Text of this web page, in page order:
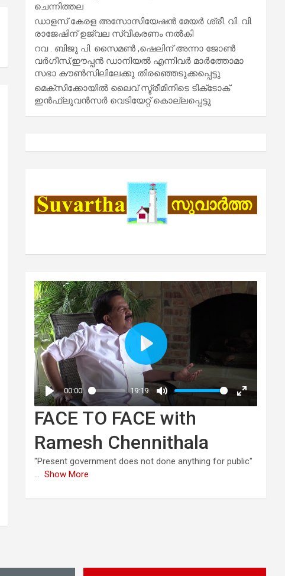
ചെന്നിത്തല
ഡാളസ് കേരള അസോസിയേഷൻ മേയർ ശ്രീ. വി. വി.
രാജേഷിന് ഉജ്വല സ്വീകരണം നൽകി
റവ . ബിജു പി. സൈമൺ ,ഷെലിന് അന്നാ ജോൺ
വർഗീസ്,ഈപ്പൻ ഡാനിയൽ എന്നിവർ മാർത്തോമാ
സഭാ കൗൺസിലിലേക്കു തിരഞ്ഞെടുക്കപ്പെട്ടു
മെക്സിക്കോയിൽ ലൈവ് സ്ട്രീമിനിടെ ടിക്‌ടോക്
ഇൻഫ്ലുവൻസർ വെടിയേറ്റ് കൊല്ലപ്പെട്ടു
FACE TO FACE with
Ramesh Chennithala
"Present government does not done anything for public"
... Show More